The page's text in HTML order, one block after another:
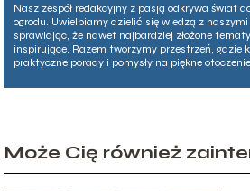
Nasz zespół redakcyjny z pasją odkrywa świat
ogrodu. Uwielbiamy dzielić się wiedzą z
sprawiając, że nawet najbardziej złożone
inspirujące. Razem tworzymy przestrzeń, gdzie
praktyczne porady i pomysły na piękne otoczenie.
Może Cię również